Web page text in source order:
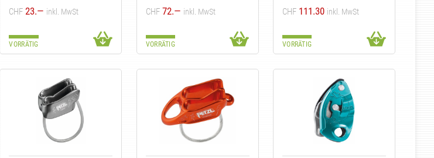
CHF 23.— inkl. MwSt
VORRÄTIG
CHF 72.— inkl. MwSt
VORRÄTIG
CHF 111.30 inkl. MwSt
VORRÄTIG